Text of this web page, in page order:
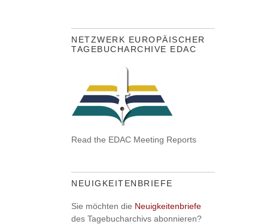
NETZWERK EUROPÄISCHER
TAGEBUCHARCHIVE EDAC
Read the EDAC Meeting Reports
NEUIGKEITENBRIEFE
Sie möchten die Neuigkeitenbriefe
des Tagebucharchivs abonnieren?